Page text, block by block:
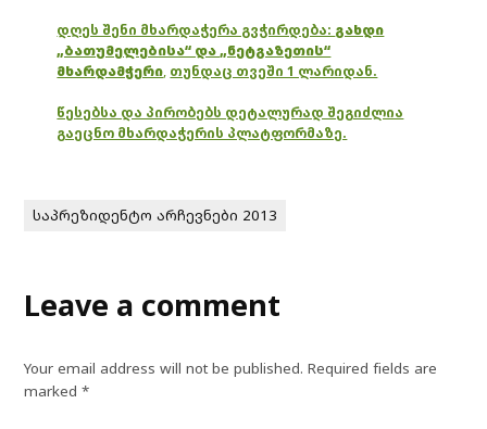
დღეს შენი მხარდაჭერა გვჭირდება: გახდი
„ბათუმელებისა“ და „ნეტგაზეთის“
მხარდამჭერი, თუნდაც თვეში 1 ლარიდან.
წესებსა და პირობებს დეტალურად შეგიძლია
გაეცნო მხარდაჭერის პლატფორმაზე.
საპრეზიდენტო არჩევნები 2013
Leave a comment
Your email address will not be published. Required fields are
marked*